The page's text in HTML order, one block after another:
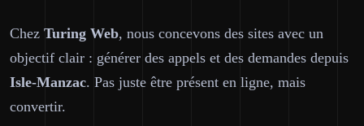
Chez Turing Web, nous concevons des sites avec un
objectif clair : générer des appels et des demandes depuis
Isle-Manzac. Pas juste être présent en ligne, mais
convertir.